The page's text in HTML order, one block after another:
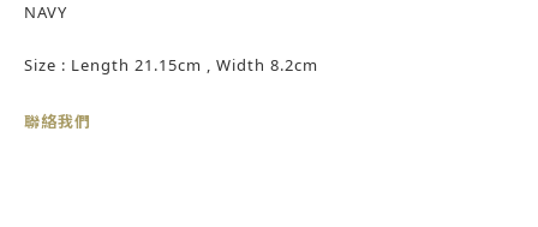
NAVY
Size : Length 21.15cm , Width 8.2cm
聯絡我們